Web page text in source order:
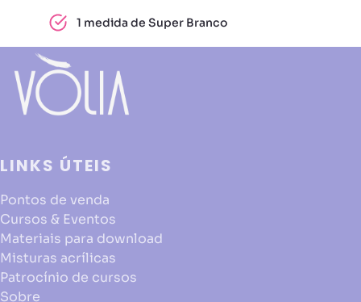
1 medida de Super Branco
LINKS ÚTEIS
Pontos de venda
Cursos & Eventos
Materiais para download
Misturas acrílicas
Patrocínio de cursos
Sobre